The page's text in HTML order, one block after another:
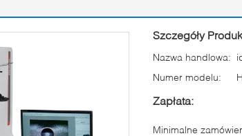
Szczegóły
Nazwa handlowa:
Numer modelu:
Zapłata:
Minimalne